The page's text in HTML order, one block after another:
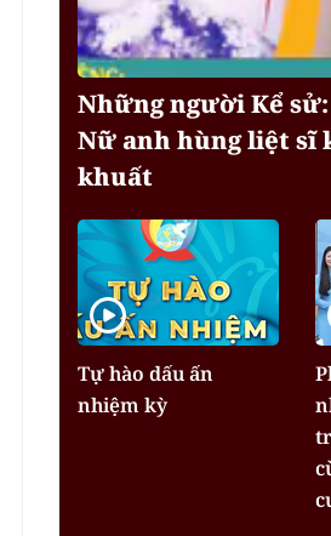
Những người Kể
Nữ anh hùng liệt sĩ
khuất
Tự hào dấu ấn
nhiệm kỳ